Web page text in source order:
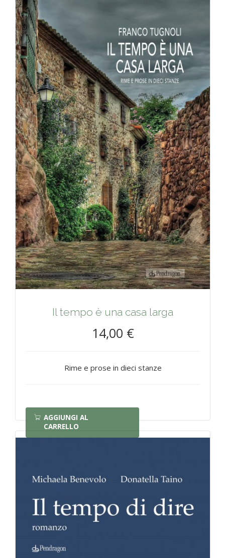
Il tempo è una casa larga
14,00 €
Rime e prose in dieci stanze
AGGIUNGI AL
CARRELLO